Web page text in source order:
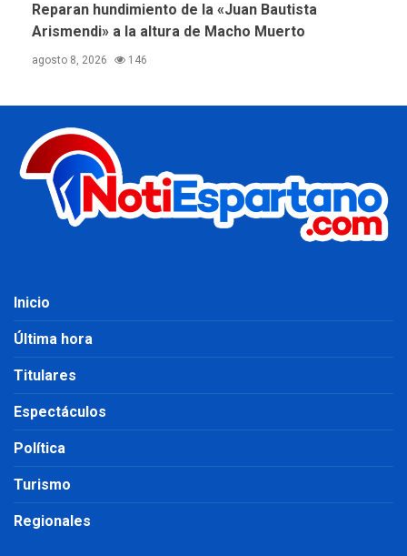
Reparan hundimiento de la «Juan Bautista
Arismendi» a la altura de Macho Muerto
agosto 8, 2026 146
Inicio
Última hora
Titulares
Espectáculos
Política
Turismo
Regionales